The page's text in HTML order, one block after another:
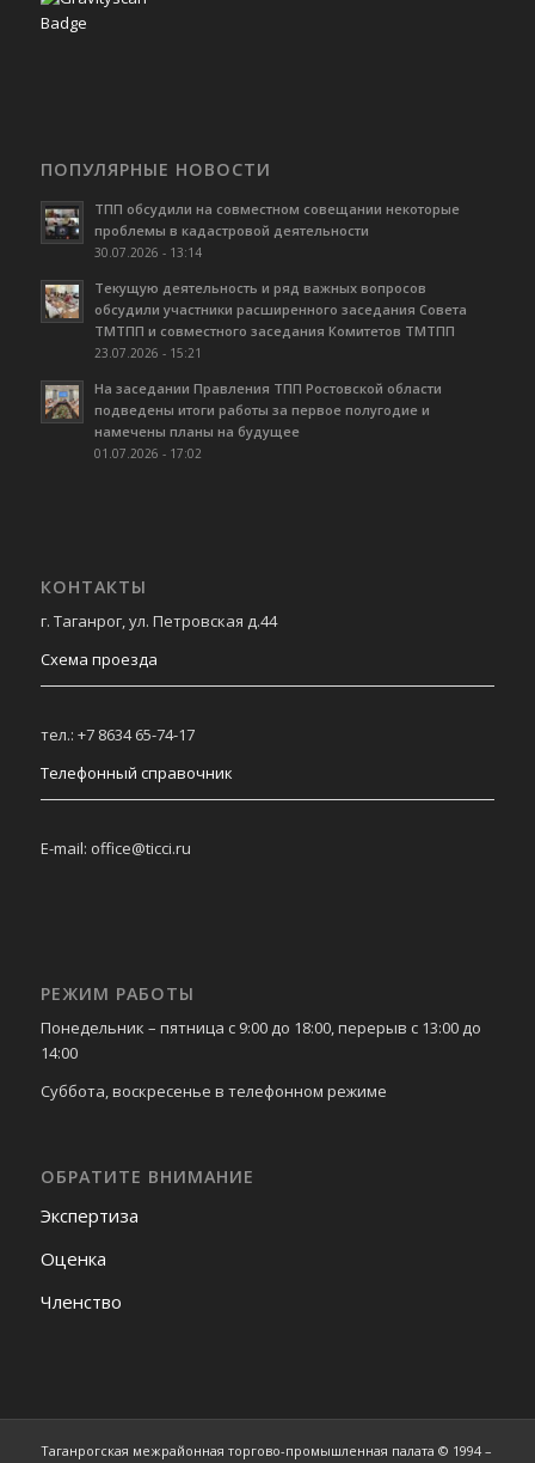
ПОПУЛЯРНЫЕ НОВОСТИ
ТПП обсудили на совместном совещании некоторые
проблемы в кадастровой деятельности
30.07.2026 - 13:14
Текущую деятельность и ряд важных вопросов
обсудили участники расширенного заседания Совета
ТМТПП и совместного заседания Комитетов ТМТПП
23.07.2026 - 15:21
На заседании Правления ТПП Ростовской области
подведены итоги работы за первое полугодие и
намечены планы на будущее
01.07.2026 - 17:02
КОНТАКТЫ
г. Таганрог, ул. Петровская д.44
Схема проезда
тел.: +7 8634 65-74-17
Телефонный справочник
E-mail: office@ticci.ru
РЕЖИМ РАБОТЫ
Понедельник – пятница с 9:00 до 18:00, перерыв с 13:00 до
14:00
Суббота, воскресенье в телефонном режиме
ОБРАТИТЕ ВНИМАНИЕ
Экспертиза
Оценка
Членство
Таганрогская межрайонная торгово-промышленная палата © 1994 –